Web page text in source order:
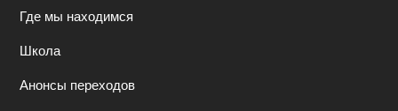
Где мы находимся
Школа
Анонсы переходов